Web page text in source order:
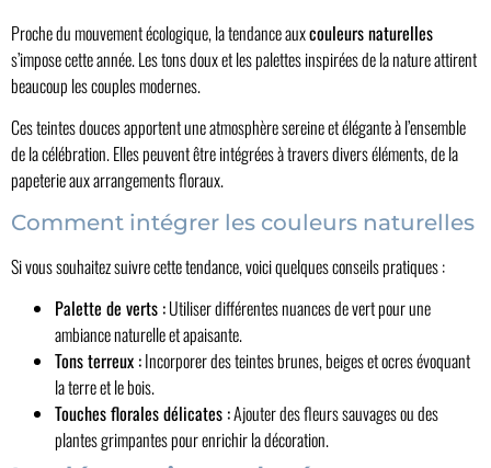
Proche du mouvement écologique, la tendance auxcouleurs naturelles
s’impose cette année. Les tons doux et les palettes inspirées de la nature attirent
beaucoup les couples modernes.
Ces teintes douces apportent une atmosphère sereine et élégante à l’ensemble
de la célébration. Elles peuvent être intégrées à travers divers éléments, de la
papeterie aux arrangements floraux.
Comment intégrer les couleurs naturelles
Si vous souhaitez suivre cette tendance, voici quelques conseils pratiques :
Palette de verts :Utiliser différentes nuances de vert pour une
ambiance naturelle et apaisante.
Tons terreux :Incorporer des teintes brunes, beiges et ocres évoquant
la terre et le bois.
Touches florales délicates :Ajouter des fleurs sauvages ou des
plantes grimpantes pour enrichir la décoration.